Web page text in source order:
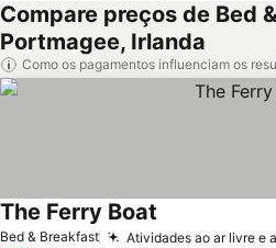
Compare preços de Bed
Portmagee, Irlanda
Como os pagamentos influenciam os
Bed & Breakfast Atividades ao ar livre e
The Ferry Boat